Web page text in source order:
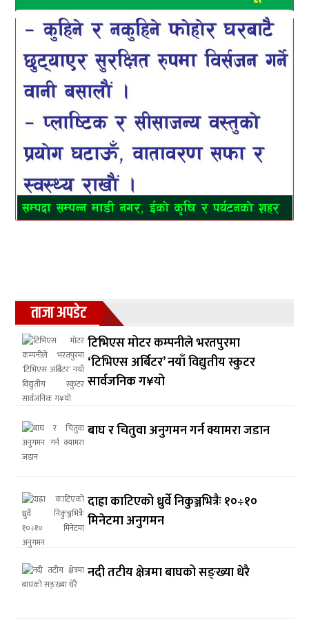
ताजा अपडेट
टिभिएस मोटर कम्पनीले भरतपुरमा
‘टिभिएस अर्बिटर’ नयाँ विद्युतीय स्कुटर
सार्वजनिक ग¥यो
बाघ र चितुवा अनुगमन गर्न क्यामरा जडान
दाह्रा काटिएको ध्रुर्वे निकुञ्जभित्रैः १०÷१०
मिनेटमा अनुगमन
नदी तटीय क्षेत्रमा बाघको सङ्ख्या धेरै